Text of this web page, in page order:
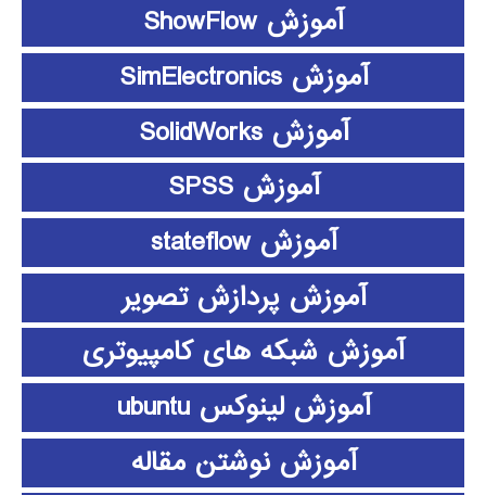
آموزش ShowFlow
آموزش SimElectronics
آموزش SolidWorks
آموزش SPSS
آموزش stateflow
آموزش پردازش تصویر
آموزش شبکه های کامپیوتری
آموزش لینوکس ubuntu
آموزش نوشتن مقاله